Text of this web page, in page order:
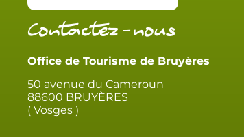
Contactez-nous
Office de Tourisme de Bruyères
50 avenue du Cameroun
88600 BRUYÈRES
( Vosges )